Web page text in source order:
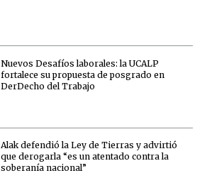
Nuevos Desafíos laborales: la UCALP
fortalece su propuesta de posgrado en
DerDecho del Trabajo
Alak defendió la Ley de Tierras y advirtió
que derogarla “es un atentado contra la
soberanía nacional”